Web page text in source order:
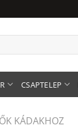
CSAPTELEP
KÁDAKHOZ